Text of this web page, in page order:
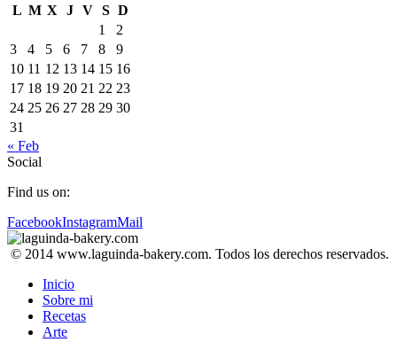
L M X J V S D
1
2
3
4 5 6 7 8
9
10 11 12 13 14 15 16
17 18 19 20 21 22 23
24 25 26 27 28 29 30
31
« Feb
Social
Find us on:
FacebookInstagramMail
© 2014 www.laguinda-bakery.com. Todos los derechos reservados.
Inicio
Sobre mi
Recetas
Arte